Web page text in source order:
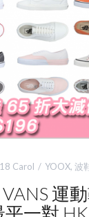
Carol YOOX, 波
VANS 運
一對